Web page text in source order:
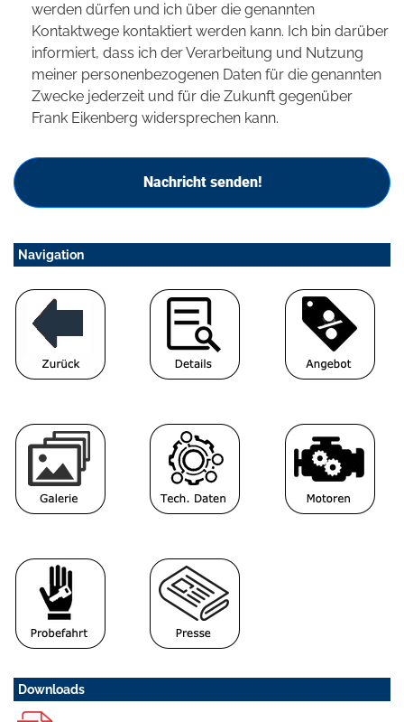
werden dürfen und ich über die genannten
Kontaktwege kontaktiert werden kann. Ich bin darüber
informiert, dass ich der Verarbeitung und Nutzung
meiner personenbezogenen Daten für die genannten
Zwecke jederzeit und für die Zukunft gegenüber
Frank Eikenberg widersprechen kann.
Nachricht senden!
Navigation
Downloads